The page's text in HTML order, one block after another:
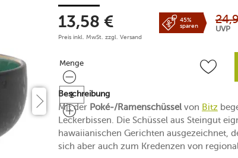
13,58 €
Preis inkl. MwSt. zzgl. Versand
45%
sparen
UVP
Menge
Menge
Beschreibung
Mit der Poké-/Ramenschüsselvon Bitz
Leckerbissen. Die Schüssel aus Steingut
hawaiianischen Gerichten ausgezeichnet,
sich aber auch zum Kredenzen von